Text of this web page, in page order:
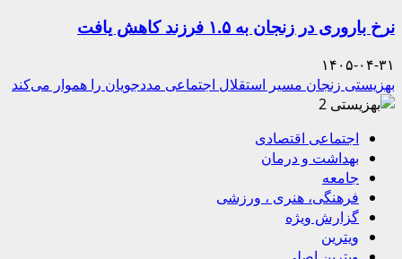
نرخ باروری در زنجان به ۱.۵ فرزند کاهش یافت
۱۴۰۵-۰۴-۳۱
بهزیستی زنجان مسیر استقلال اجتماعی مددجویان را هموار می‌کند
2
اجتماعی اقتصادی
بهداشت و درمان
جامعه
فرهنگی، هنری ، ورزشی
گزارش ویژه
ویترین